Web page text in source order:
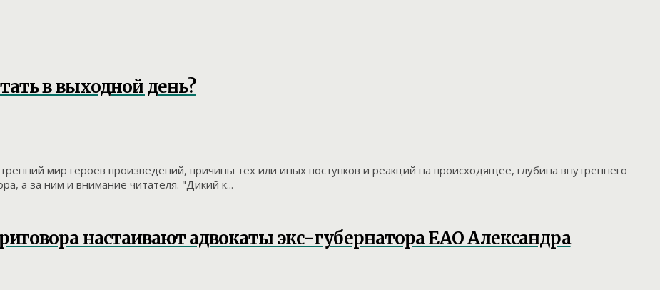
в выходной день?
мир героев произведений, причины тех или иных поступков и реакций на происходящее, глубина внутреннего
а за ним и внимание читателя. "Дикий к...
настаивают адвокаты экс-губернатора ЕАО Александра